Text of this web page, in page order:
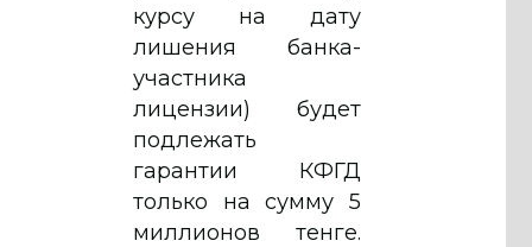
курсу на дату
лишения банка-
участника
лицензии) будет
подлежать
гарантии КФГД
только на сумму 5
миллионов тенге.